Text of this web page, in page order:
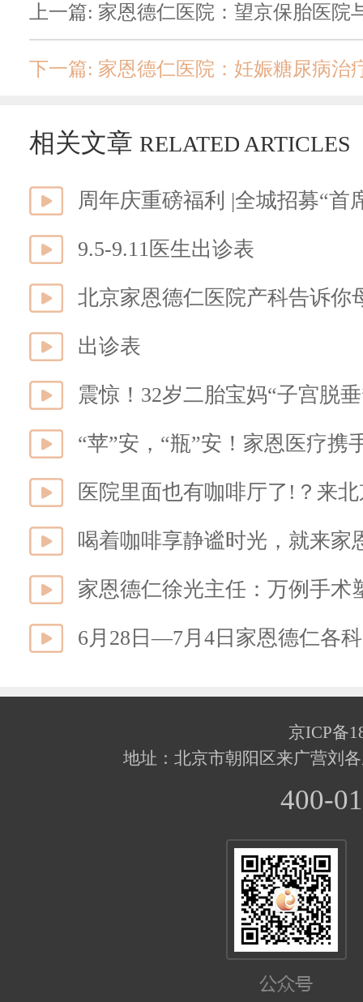
上一篇: 家恩德仁医院：望京保胎医
下一篇: 家恩德仁医院：妊娠糖尿病治
相关文章 RELATED ARTICLES
9.5-9.11医生出诊表
北京家恩德仁医院产科告诉你
出诊表
医院里面也有咖啡厅了!？来
喝着咖啡享静谧时光，就来家
家恩德仁徐光主任：万例手术
6月28日—7月4日家恩德仁各
京ICP备
地址：北京市朝阳区来广营刘
400-